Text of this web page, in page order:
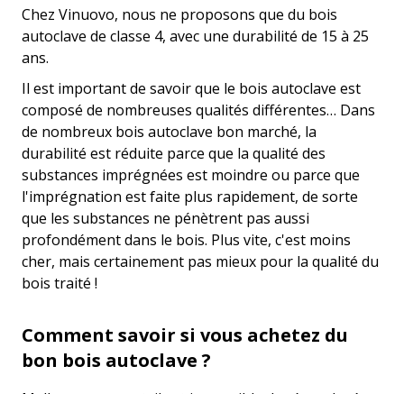
Chez Vinuovo, nous ne proposons que du bois
autoclave de classe 4, avec une durabilité de 15 à 25
ans.
Il est important de savoir que le bois autoclave est
composé de nombreuses qualités différentes… Dans
de nombreux bois autoclave bon marché, la
durabilité est réduite parce que la qualité des
substances imprégnées est moindre ou parce que
l'imprégnation est faite plus rapidement, de sorte
que les substances ne pénètrent pas aussi
profondément dans le bois. Plus vite, c'est moins
cher, mais certainement pas mieux pour la qualité du
bois traité !
Comment savoir si vous achetez du
bon bois autoclave ?